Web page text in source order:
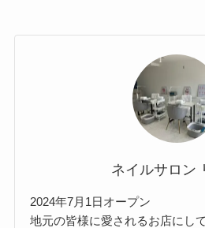
ネイルサロン
2024年7月1日オープン
地元の皆様に愛されるお店にし